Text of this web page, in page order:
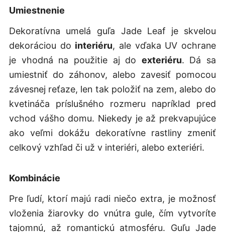
Umiestnenie
Dekoratívna umelá guľa Jade Leaf je skvelou
dekoráciou do interiéru, ale vďaka UV ochrane
je vhodná na použitie aj do exteriéru. Dá sa
umiestniť do záhonov, alebo zavesiť pomocou
závesnej reťaze, len tak položiť na zem, alebo do
kvetináča príslušného rozmeru napríklad pred
vchod vášho domu. Niekedy je až prekvapujúce
ako veľmi dokážu dekoratívne rastliny zmeniť
celkový vzhľad či už v interiéri, alebo exteriéri.
Kombinácie
Pre ľudí, ktorí majú radi niečo extra, je možnosť
vloženia žiarovky do vnútra gule, čím vytvoríte
tajomnú, až romantickú atmosféru. Guľu Jade